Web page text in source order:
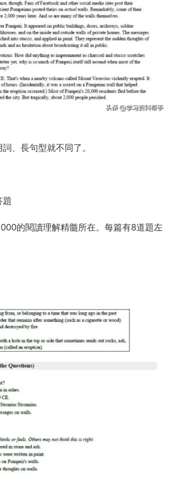
、長句型就不同了。
題
的閱讀理解精髓所在。每篇有8道題左